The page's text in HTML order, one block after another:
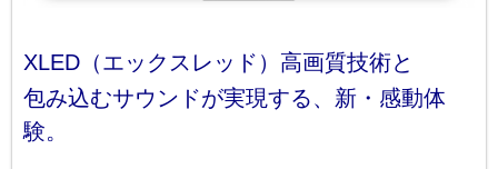
XLED（エックスレッド） 高画質技術と
包み込むサウンドが実現する、新・感動体
験。